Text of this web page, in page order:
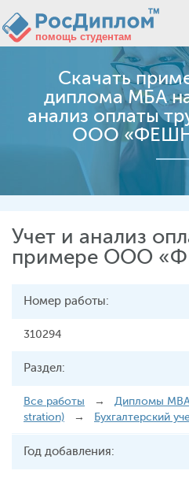
Скачать
диплома МБА
анализ оплаты
ООО
Учет и анализ
примере ООО
Номер работы:
310294
Раздел:
Все работы → Дипломы
stration) → Бухгалтерский
Год добавления: